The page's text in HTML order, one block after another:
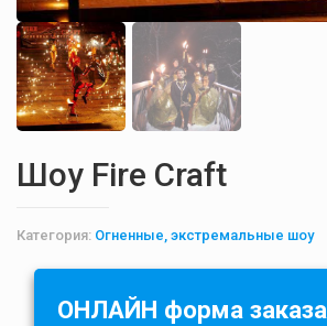
Шоу Fire Craft
Категория: Огненные, экстремальные шоу
ОНЛАЙН форма заказа